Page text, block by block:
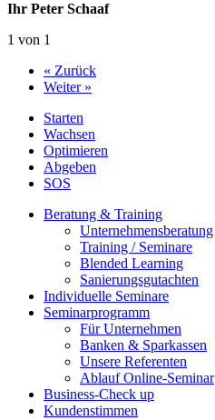
Ihr Peter Schaaf
1 von 1
« Zurück
Weiter »
Starten
Wachsen
Optimieren
Abgeben
SOS
Beratung & Training
Unternehmens­beratung
Training / Seminare
Blended Learning
Sanierungs­gutachten
Individuelle Seminare
Seminarprogramm
Für Unternehmen
Banken & Sparkassen
Unsere Referenten
Ablauf Online-Seminar
Business-Check up
Kundenstimmen